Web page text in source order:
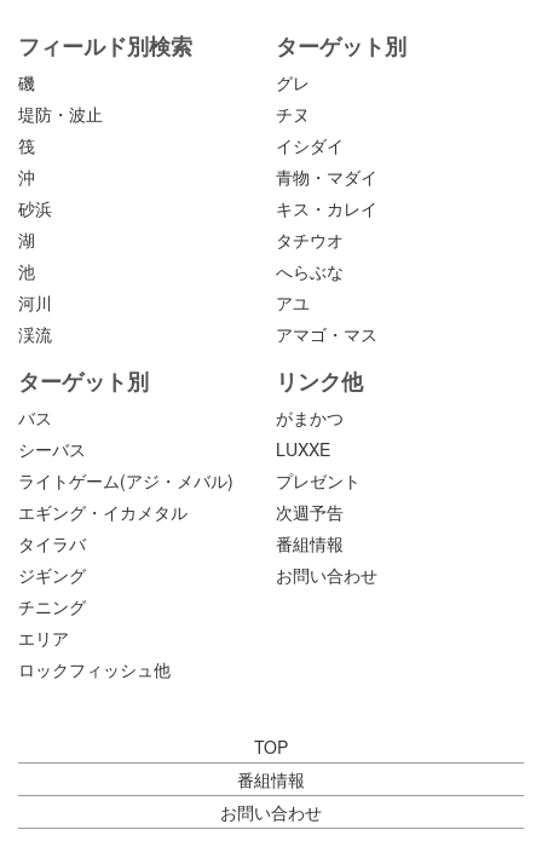
フィールド別検索
磯
堤防・波止
筏
沖
砂浜
湖
池
河川
渓流
ターゲット別
グレ
チヌ
イシダイ
青物・マダイ
キス・カレイ
タチウオ
へらぶな
アユ
アマゴ・マス
ターゲット別
バス
シーバス
ライトゲーム(アジ・メバル)
エギング・イカメタル
タイラバ
ジギング
チニング
エリア
ロックフィッシュ他
リンク他
がまかつ
LUXXE
プレゼント
次週予告
番組情報
お問い合わせ
TOP
番組情報
お問い合わせ